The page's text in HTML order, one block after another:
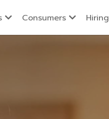
Consumers Hiring